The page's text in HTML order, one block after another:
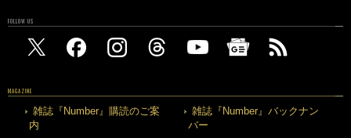
FOLLOW US
MAGAZINE
雑誌『Number』購読のご案
内
雑誌『Number』バックナン
バー